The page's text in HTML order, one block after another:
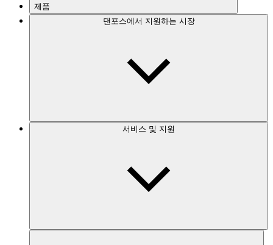
제품
댄포스에서 지원하는 시장
서비스 및 지원